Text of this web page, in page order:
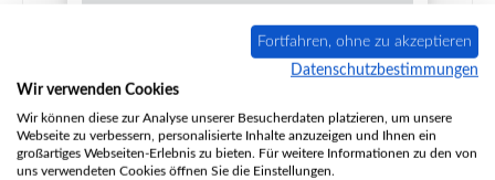
Fortfahren, ohne zu akzeptieren
Datenschutzbestimmungen
Wir verwenden Cookies
Wir können diese zur Analyse unserer Besucherdaten platzieren, um unsere
Webseite zu verbessern, personalisierte Inhalte anzuzeigen und Ihnen ein
großartiges Webseiten-Erlebnis zu bieten. Für weitere Informationen zu den von
uns verwendeten Cookies öffnen Sie die Einstellungen.